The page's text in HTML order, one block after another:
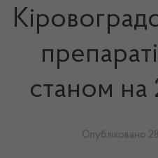
станом на
Опубліковано